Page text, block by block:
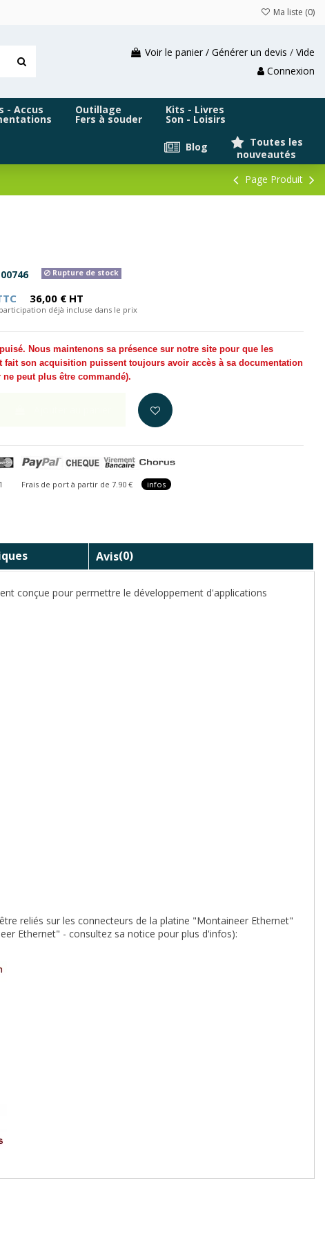
Ma liste (0)
Voir le panier / Générer un devis / Vide
Connexion
- Accus Outillage
Fers à souder
Kits - Livres
Son - Loisirs
Toutes les
nouveautés
Blog
Page Produit
Rupture de stock
36,00 € HT
déjà incluse dans le prix
Nous maintenons sa présence sur notre site pour que les
fait son acquisition puissent toujours avoir accès à sa documentation
peut plus être commandé).
Frais de port à partir de 7.90 € infos
Avis(0)
conçue pour permettre le développement d'applications
reliés sur les connecteurs de la platine "Montaineer Ethernet"
Ethernet" - consultez sa notice pour plus d'infos):